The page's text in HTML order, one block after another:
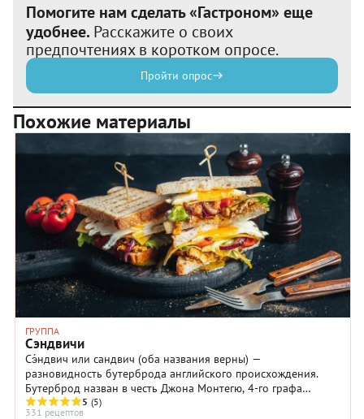
Помогите нам сделать «Гастроном» еще
удобнее. Расскажите о своих
предпочтениях в коротком опросе.
Пройти опрос
Похожие материалы
ГРУППА
Сэндвичи
Сэ́ндвич или cандвич (оба названия верны) —
разновидность бутерброда английского происхождения.
Бутерброд назван в честь Джона Монтегю, 4-го графа
Сэндвичского. По одной из версий, граф решил ...
5 (5)
331 рецептов